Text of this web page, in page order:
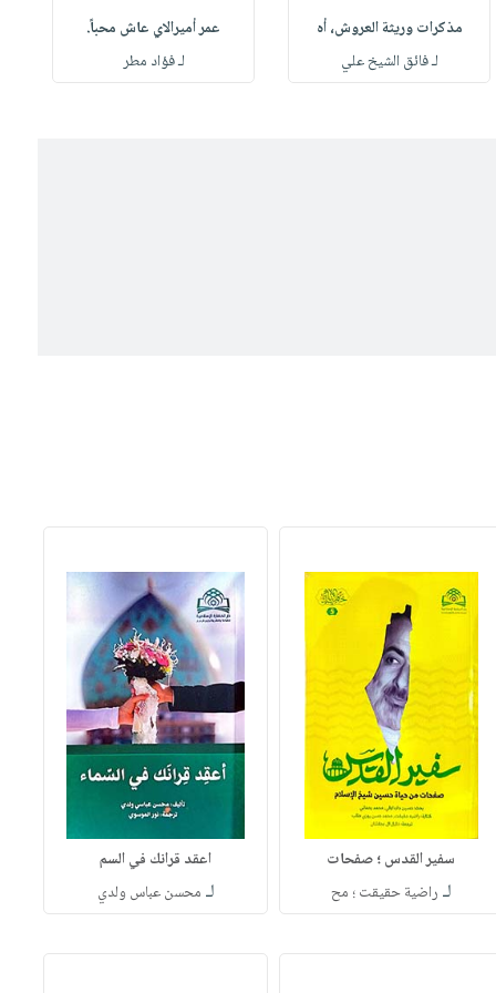
مذكرات وريثة العروش، أه
لـ فائق الشيخ علي
عمر أميرالاي عاش محباً.
لـ فؤاد مطر
سفير القدس ؛ صفحات
لـ راضية حقيقت ؛ مح
اعقد قرانك في السم
لـ محسن عباس ولدي